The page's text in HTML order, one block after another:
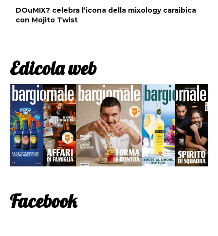
DOuMIX? celebra l’icona della mixology caraibica
con Mojito Twist
Edicola web
Facebook